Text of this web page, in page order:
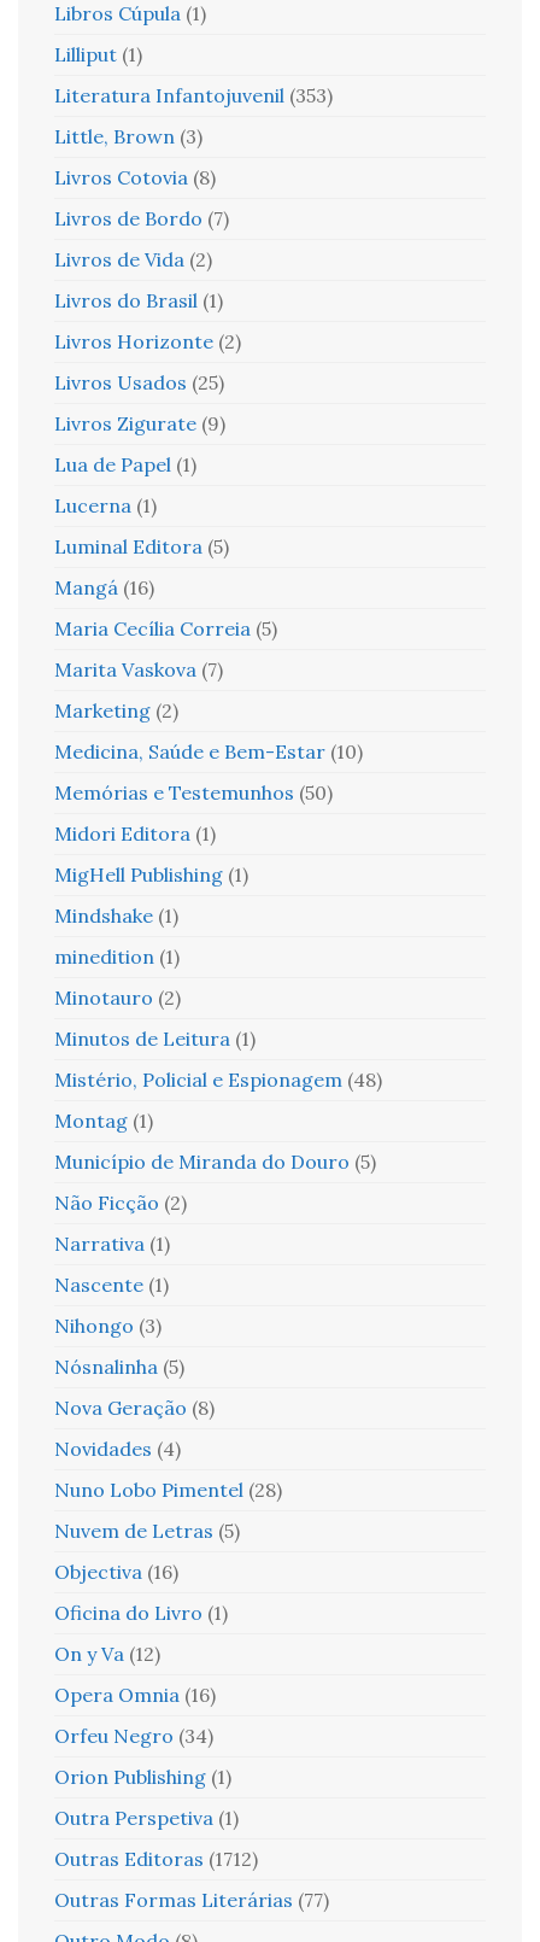
Libros Cúpula (1)
Lilliput (1)
Literatura Infantojuvenil (353)
Little, Brown (3)
Livros Cotovia (8)
Livros de Bordo (7)
Livros de Vida (2)
Livros do Brasil (1)
Livros Horizonte (2)
Livros Usados (25)
Livros Zigurate (9)
Lua de Papel (1)
Lucerna (1)
Luminal Editora (5)
Mangá (16)
Maria Cecília Correia (5)
Marita Vaskova (7)
Marketing (2)
Medicina, Saúde e Bem-Estar (10)
Memórias e Testemunhos (50)
Midori Editora (1)
MigHell Publishing (1)
Mindshake (1)
minedition (1)
Minotauro (2)
Minutos de Leitura (1)
Mistério, Policial e Espionagem (48)
Montag (1)
Município de Miranda do Douro (5)
Não Ficção (2)
Narrativa (1)
Nascente (1)
Nihongo (3)
Nósnalinha (5)
Nova Geração (8)
Novidades (4)
Nuno Lobo Pimentel (28)
Nuvem de Letras (5)
Objectiva (16)
Oficina do Livro (1)
On y Va (12)
Opera Omnia (16)
Orfeu Negro (34)
Orion Publishing (1)
Outra Perspetiva (1)
Outras Editoras (1712)
Outras Formas Literárias (77)